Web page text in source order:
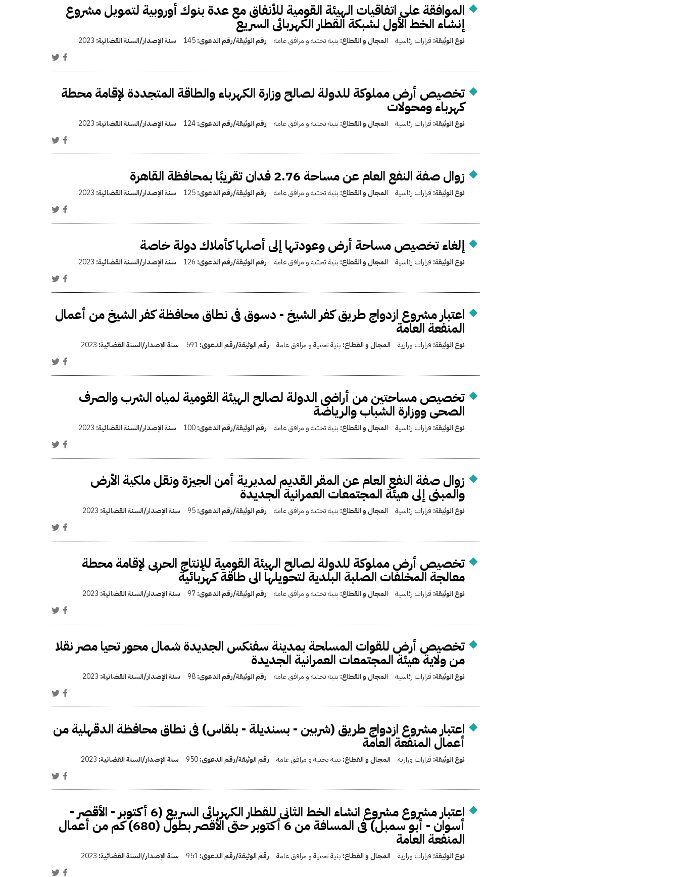
الموافقة على اتفاقيات الهيئة القومية للأنفاق مع عدة بنوك أوروبية لتمويل مشروع
إنشاء الخط الأول لشبكة القطار الكهربائى السريع
نوع الوثيقة: قرارات رئاسية المجال و القطاع: بنية تحتية و مرافق عامة رقم الوثيقة/رقم الدعوى:145 سنة الإصدار/السنة القضائية: 2023
تخصيص أرض مملوكة للدولة لصالح وزارة الكهرباء والطاقة المتجددة لإقامة محطة
كهرباء ومحولات
نوع الوثيقة: قرارات رئاسية المجال و القطاع: بنية تحتية و مرافق عامة رقم الوثيقة/رقم الدعوى:124 سنة الإصدار/السنة القضائية: 2023
زوال صفة النفع العام عن مساحة 2.76 فدان تقريبًا بمحافظة القاهرة
نوع الوثيقة: قرارات رئاسية المجال و القطاع: بنية تحتية و مرافق عامة رقم الوثيقة/رقم الدعوى:125 سنة الإصدار/السنة القضائية: 2023
إلغاء تخصيص مساحة أرض وعودتها إلى أصلها كأملاك دولة خاصة
نوع الوثيقة: قرارات رئاسية المجال و القطاع: بنية تحتية و مرافق عامة رقم الوثيقة/رقم الدعوى: 126 سنة الإصدار/السنة القضائية: 2023
اعتبار مشروع ازدواج طريق كفر الشيخ - دسوق فى نطاق محافظة كفر الشيخ من أعمال
المنفعة العامة
نوع الوثيقة: قرارات وزارية المجال و القطاع: بنية تحتية و مرافق عامة رقم الوثيقة/رقم الدعوى: 591 سنة الإصدار/السنة القضائية: 2023
تخصيص مساحتين من أراضى الدولة لصالح الهيئة القومية لمياه الشرب والصرف
الصحى ووزارة الشباب والرياضة
نوع الوثيقة: قرارات رئاسية المجال و القطاع: بنية تحتية و مرافق عامة رقم الوثيقة/رقم الدعوى:100 سنة الإصدار/السنة القضائية: 2023
زوال صفة النفع العام عن المقر القديم لمديرية أمن الجيزة ونقل ملكية الأرض
والمبنى إلى هيئة المجتمعات العمرانية الجديدة
نوع الوثيقة: قرارات رئاسية المجال و القطاع: بنية تحتية و مرافق عامة رقم الوثيقة/رقم الدعوى:95 سنة الإصدار/السنة القضائية: 2023
تخصيص أرض مملوكة للدولة لصالح الهيئة القومية للإنتاج الحربى لإقامة محطة
معالجة المخلفات الصلبة البلدية لتحويلها الى طاقة كهربائية
نوع الوثيقة: قرارات رئاسية المجال و القطاع: بنية تحتية و مرافق عامة رقم الوثيقة/رقم الدعوى:97 سنة الإصدار/السنة القضائية: 2023
تخصيص أرض للقوات المسلحة بمدينة سفنكس الجديدة شمال محور تحيا مصر نقلا
من ولاية هيئة المجتمعات العمرانية الجديدة
نوع الوثيقة: قرارات رئاسية المجال و القطاع: بنية تحتية و مرافق عامة رقم الوثيقة/رقم الدعوى:98 سنة الإصدار/السنة القضائية: 2023
اعتبار مشروع ازدواج طريق (شربين - بسنديلة - بلقاس) فى نطاق محافظة الدقهلية من
أعمال المنفعة العامة
نوع الوثيقة: قرارات وزارية المجال و القطاع: بنية تحتية و مرافق عامة رقم الوثيقة/رقم الدعوى:950 سنة الإصدار/السنة القضائية: 2023
اعتبار مشروع مشروع انشاء الخط الثانى للقطار الكهربائى السريع (6 أكتوبر - الأقصر -
أسوان - أبو سمبل) فى المسافة من 6 أكتوبر حتى الأقصر بطول (680) كم من أعمال
المنفعة العامة
نوع الوثيقة: قرارات وزارية المجال و القطاع: بنية تحتية و مرافق عامة رقم الوثيقة/رقم الدعوى: 951 سنة الإصدار/السنة القضائية: 2023